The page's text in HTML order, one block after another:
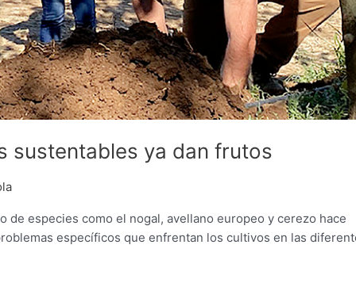
sustentables ya dan frutos
especies como el nogal, avellano europeo y cerezo hace
específicos que enfrentan los cultivos en las